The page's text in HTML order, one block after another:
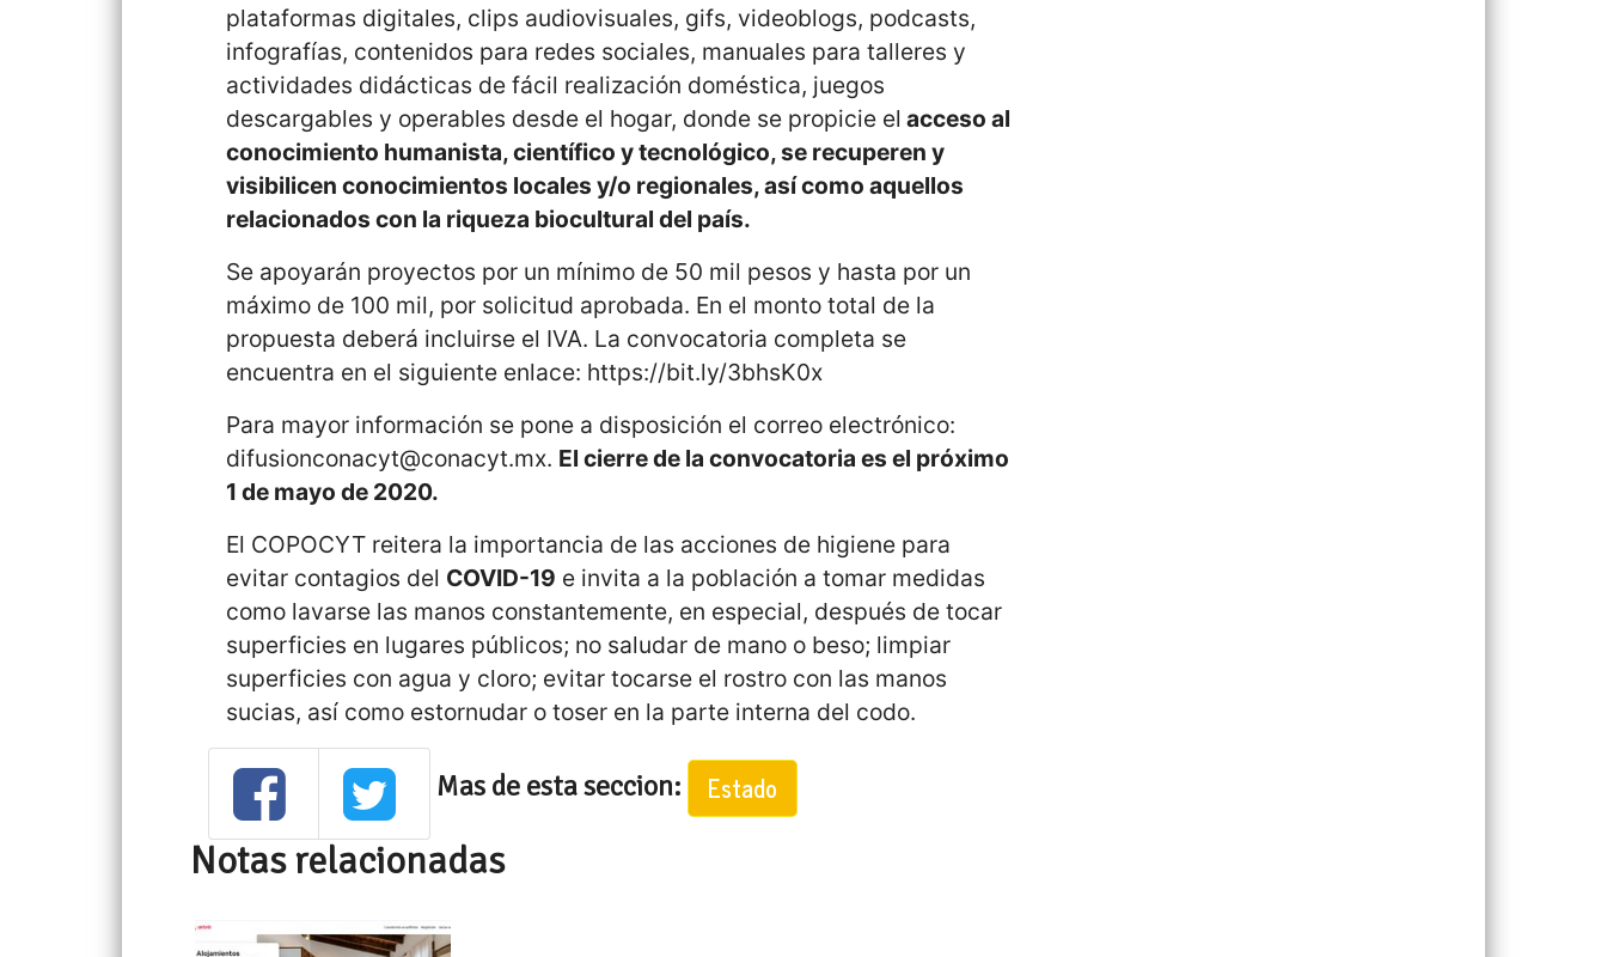
plataformas digitales, clips audiovisuales, gifs, videoblogs, podcasts,
infografías, contenidos para redes sociales, manuales para talleres y
actividades didácticas de fácil realización doméstica, juegos
descargables y operables desde el hogar, donde se propicie el acceso al
conocimiento humanista, científico y tecnológico, se recuperen y
visibilicen conocimientos locales y/o regionales, así como aquellos
relacionados con la riqueza biocultural del país.
Se apoyarán proyectos por un mínimo de 50 mil pesos y hasta por un
máximo de 100 mil, por solicitud aprobada. En el monto total de la
propuesta deberá incluirse el IVA. La convocatoria completa se
encuentra en el siguiente enlace: https://bit.ly/3bhsK0x
Para mayor información se pone a disposición el correo electrónico:
difusionconacyt@conacyt.mx. El cierre de la convocatoria es el próximo
1 de mayo de 2020.
El COPOCYT reitera la importancia de las acciones de higiene para
evitar contagios del COVID-19 e invita a la población a tomar medidas
como lavarse las manos constantemente, en especial, después de tocar
superficies en lugares públicos; no saludar de mano o beso; limpiar
superficies con agua y cloro; evitar tocarse el rostro con las manos
sucias, así como estornudar o toser en la parte interna del codo.
Mas de esta seccion: Estado
Notas relacionadas